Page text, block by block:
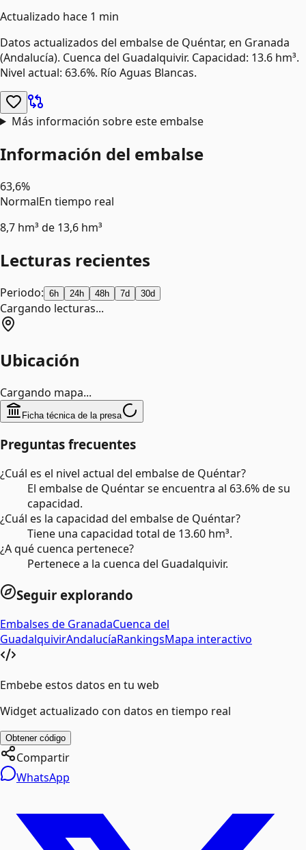
Actualizado hace 1 min
Datos actualizados del embalse de Quéntar, en Granada
(Andalucía). Cuenca del Guadalquivir. Capacidad: 13.6 hm³.
Nivel actual: 63.6%. Río Aguas Blancas.
Más información sobre este embalse
Información del embalse
63,6%
NormalEn tiempo real
8,7 hm³ de 13,6 hm³
Lecturas recientes
Periodo: 6h 24h 48h 7d 30d
Cargando lecturas...
Ubicación
Cargando mapa...
Ficha técnica de la presa
Preguntas frecuentes
¿Cuál es el nivel actual del embalse de Quéntar?
El embalse de Quéntar se encuentra al 63.6% de su
capacidad.
¿Cuál es la capacidad del embalse de Quéntar?
Tiene una capacidad total de 13.60 hm³.
¿A qué cuenca pertenece?
Pertenece a la cuenca del Guadalquivir.
Seguir explorando
Embalses de GranadaCuenca del
GuadalquivirAndalucíaRankingsMapa interactivo
Embebe estos datos en tu web
Widget actualizado con datos en tiempo real
Obtener código
Compartir
WhatsApp